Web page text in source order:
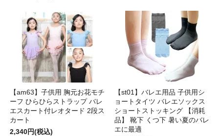
【am63】子供用 胸元お花モチ
ーフ ひらひらストラップ バレ
エスカート付レオタード 2段ス
カート
2,340円(税込)
【st01】バレエ用品 子供用シ
ョートタイツ バレエソックス
ショートストッキング 【消耗
品】 靴下 くつ下 暑い夏のバレ
エに最適